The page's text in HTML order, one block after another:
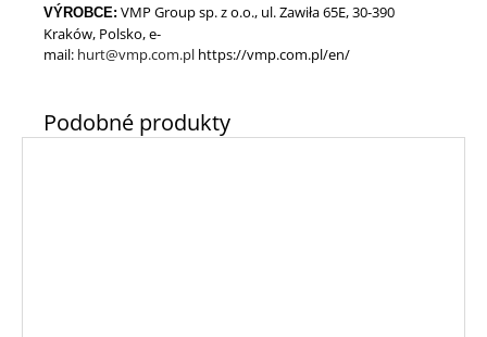
VÝROBCE: VMP Group sp. z o.o., ul. Zawiła 65E, 30-390
Kraków, Polsko, e-
mail: hurt@vmp.com.pl https://vmp.com.pl/en/